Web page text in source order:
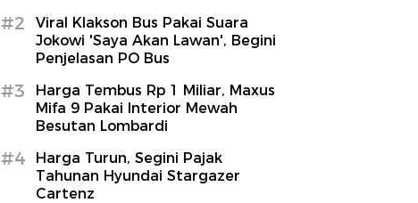
#2
Viral Klakson Bus Pakai Suara
Jokowi 'Saya Akan Lawan', Begini
Penjelasan PO Bus
#3
Harga Tembus Rp 1 Miliar, Maxus
Mifa 9 Pakai Interior Mewah
Besutan Lombardi
#4
Harga Turun, Segini Pajak
Tahunan Hyundai Stargazer
Cartenz